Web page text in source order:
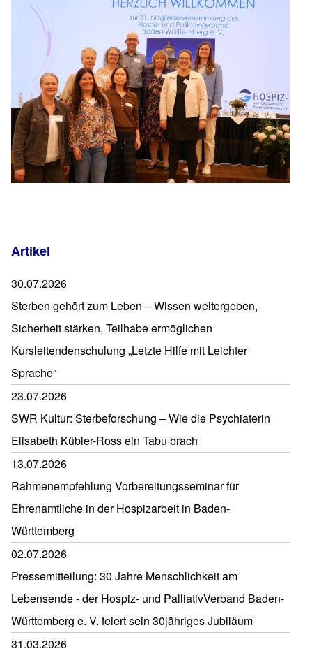
Artikel
30.07.2026
Sterben gehört zum Leben – Wissen weitergeben,
Sicherheit stärken, Teilhabe ermöglichen
Kursleitendenschulung „Letzte Hilfe mit Leichter
Sprache“
23.07.2026
SWR Kultur: Sterbeforschung – Wie die Psychiaterin
Elisabeth Kübler-Ross ein Tabu brach
13.07.2026
Rahmenempfehlung Vorbereitungsseminar für
Ehrenamtliche in der Hospizarbeit in Baden-
Württemberg
02.07.2026
Pressemitteilung: 30 Jahre Menschlichkeit am
Lebensende - der Hospiz- und PalliativVerband Baden-
Württemberg e. V. feiert sein 30jähriges Jubiläum
31.03.2026